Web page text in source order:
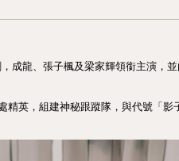
成龍、張子楓及梁家輝領銜主演，
英，組建神秘跟蹤隊，與代號「